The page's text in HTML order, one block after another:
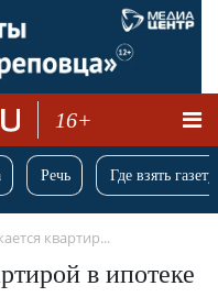
16+
Речь Где взять
квартир...
в ипотеке